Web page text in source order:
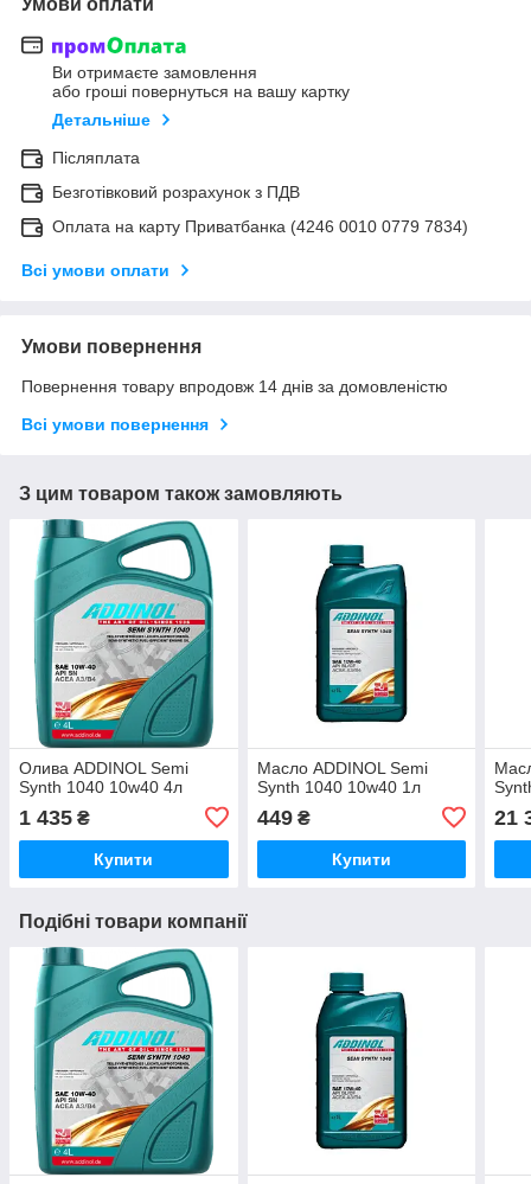
Ви отримаєте замовлення
або гроші повернуться на вашу картку
Детальніше
Післяплата
Безготівковий розрахунок з ПДВ
Оплата на карту Приватбанка (4246 0010 0779 7834)
Всі умови оплати
Умови повернення
Повернення товару впродовж 14 днів за домовленістю
Всі умови повернення
З цим товаром також замовляють
Олива ADDINOL Semi
Synth 1040 10w40 4л
1 435 ₴
Купити
Масло ADDINOL Semi
Synth 1040 10w40 1л
449₴
Купити
21
Подібні товари компанії